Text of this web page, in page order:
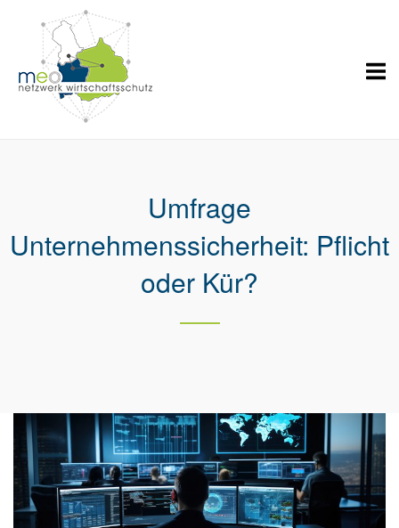
content
Home
Umfrage
Unternehmenssicherheit: Pflicht
oder Kür?